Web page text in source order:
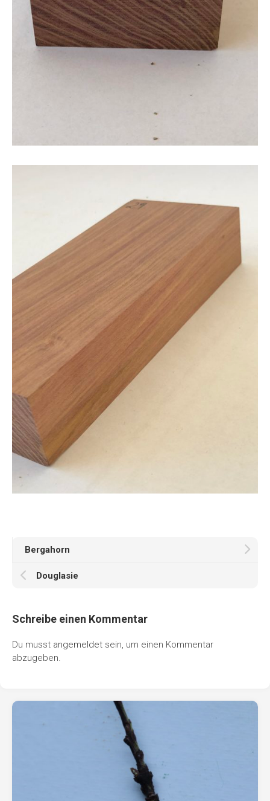
Bergahorn
Douglasie
Schreibe einen Kommentar
Du musst angemeldet sein, um einen Kommentar
abzugeben.